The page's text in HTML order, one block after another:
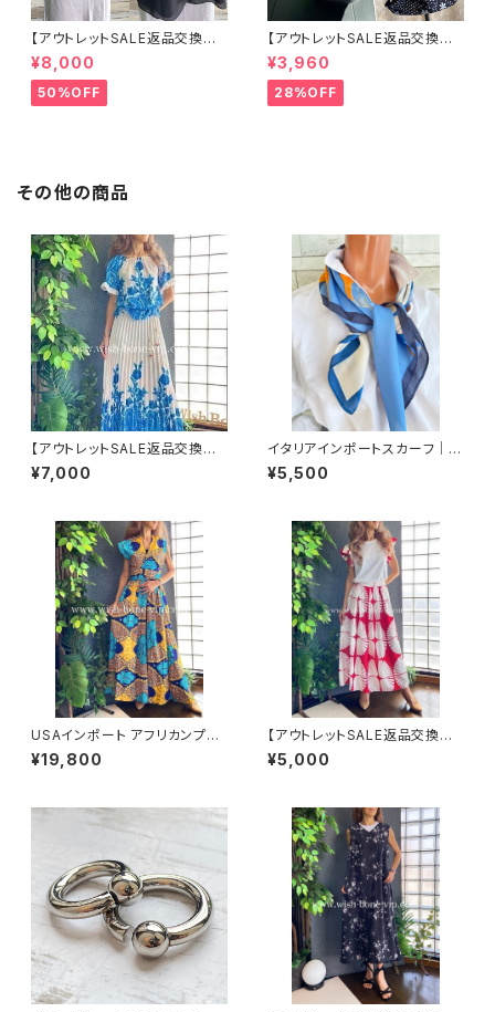
【アウトレットSALE返品交換不
可8/20まで】イタリア製 CASA
DEILUCA ITALY｜前フリル＆B
IGフリルトップス /ブラック
¥8,000
50%OFF
【アウトレットSALE返品交換不
可8/20まで】ワッフル立体フラワ
ー＆無地 2way リバーシブルハ
ット・ワイヤー入り変形ハット・フ
ラワー帽子【ブラック】
¥3,960
28%OFF
その他の商品
【アウトレットSALE返品交換不
可8/20まで】イタリア製ロング・
マキシスカート＆トップス セット
¥7,000
イタリアインポートスカーフ｜小
さめスカーフ ツヤスカーフ・SIL
K風 バッグスカーフ/ブルー系フ
¥5,500
USAインポート アフリカンプリ
ント ロングドレス｜アレンジ次
第なマキシワンピース｜ビビット
¥19,800
【アウトレットSALE返品交換不
可8/20まで】イタリア製インポ
ート セットアップドレス｜ロング
(M)(L)(XL)
¥5,000